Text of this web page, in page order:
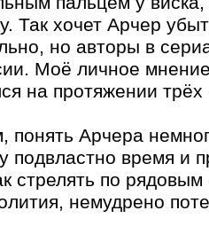
Так хочет Арчер
но авторы в
Моё личное
на протяжении
понять Арчера
подвластно время и
стрелять по
немудрено